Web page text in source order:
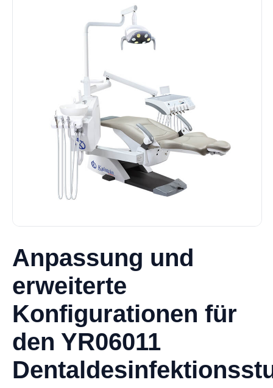
Anpassung und
erweiterte
Konfigurationen für
den YR06011